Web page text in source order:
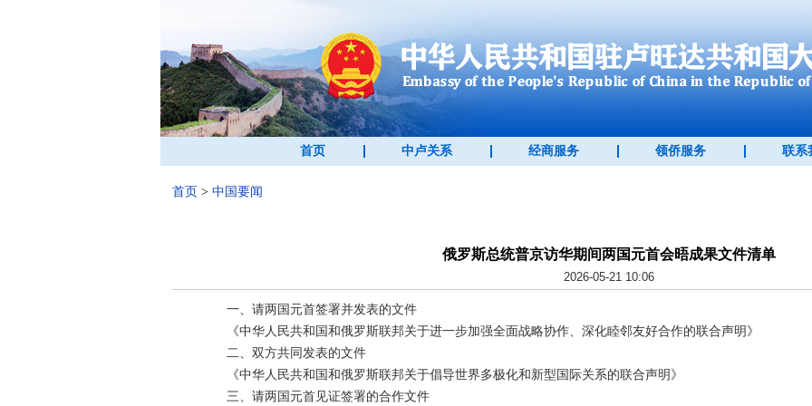
首页 中卢关系 经商服务 领侨服务 联系
首页 > 中国要闻
俄罗斯总统普京访华期间两国元首会晤成果文件清单
2026-05-21 10:06
一、请两国元首签署并发表的文件
《中华人民共和国和俄罗斯联邦关于进一步加强全面战略协作、深化睦邻友好合作的联合声明》
二、双方共同发表的文件
《中华人民共和国和俄罗斯联邦关于倡导世界多极化和新型国际关系的联合声明》
三、请两国元首见证签署的合作文件